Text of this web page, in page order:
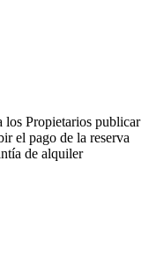
los Propietarios publicar
el pago de la reserva
de alquiler